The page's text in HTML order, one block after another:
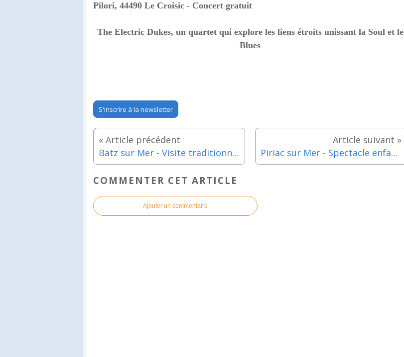
Pilori, 44490 Le Croisic - Concert gratuit
The Electric Dukes, un quartet qui explore les liens étroits unissant la Soul et le
Blues
S'inscrire à la newsletter
Batz sur Mer - Visite traditionnelle des villages paludiers, village de Trégaté - Jeudi 27 aout 2026 Piriac sur Mer - Spectacle enfants : Rabiboche et Méli - Mercredi 26 aout 2026
COMMENTER CET ARTICLE
Ajouter un commentaire